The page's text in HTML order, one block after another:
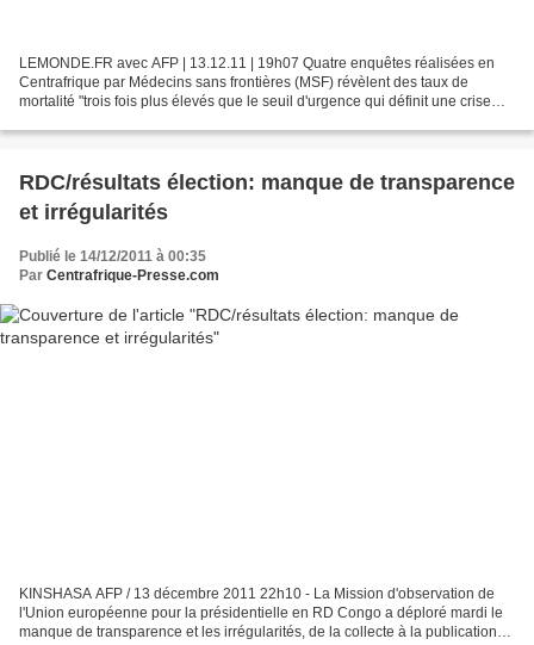
LEMONDE.FR avec AFP | 13.12.11 | 19h07 Quatre enquêtes réalisées en
Centrafrique par Médecins sans frontières (MSF) révèlent des taux de
mortalité "trois fois plus élevés que le seuil d'urgence qui définit une crise
RDC/résultats élection: manque de transparence
et irrégularités
Publié le 14/12/2011 à 00:35
Par Centrafrique-Presse.com
KINSHASA AFP / 13 décembre 2011 22h10 - La Mission d'observation de
l'Union européenne pour la présidentielle en RD Congo a déploré mardi le
manque de transparence et les irrégularités, de la collecte à la publication